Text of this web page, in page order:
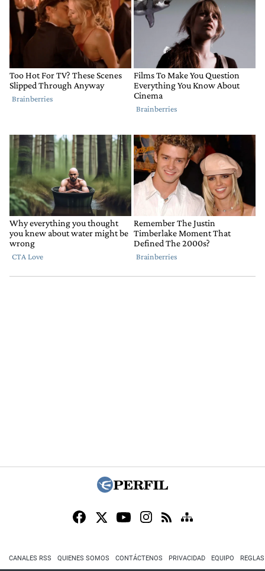
CANALES RSS QUIENES SOMOS CONTÁCTENOS PRIVACIDAD EQUIPO